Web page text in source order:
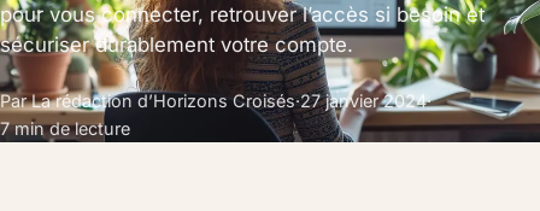
pour vous connecter, retrouver l’accès si besoin et
sécuriser durablement votre compte.
Par La rédaction d’Horizons Croisés·27 janvier 2024·
7 min de lecture